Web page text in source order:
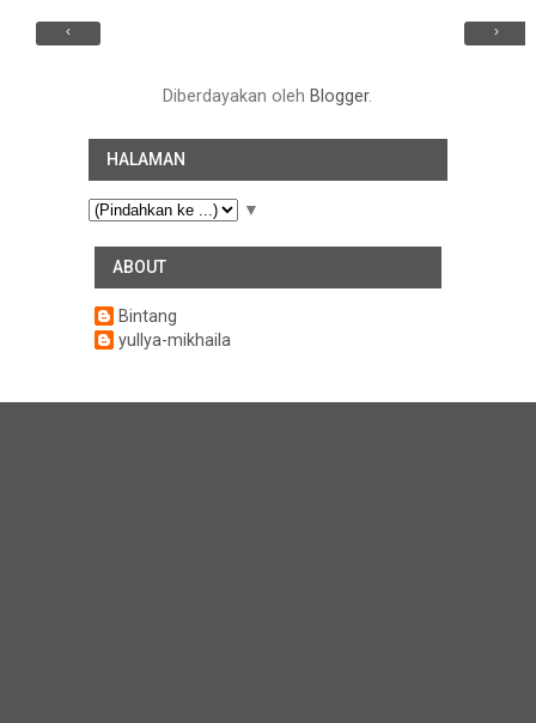
‹ ›
Diberdayakan oleh Blogger.
HALAMAN
▼
ABOUT
Bintang
yullya-mikhaila